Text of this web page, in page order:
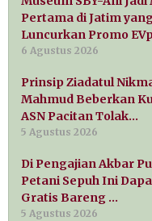
Pertama di Jatim
Luncurkan Promo
6 Agustus 2026
Prinsip Ziadatul
Mahmud Beberkan
ASN Pacitan Tolak…
5 Agustus 2026
Di Pengajian Akbar
Petani Sepuh Ini
Gratis Bareng …
5 Agustus 2026